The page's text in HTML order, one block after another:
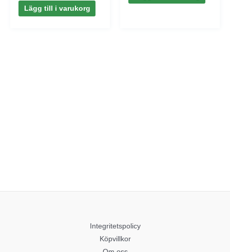
Lägg till i varukorg
Integritetspolicy
Köpvillkor